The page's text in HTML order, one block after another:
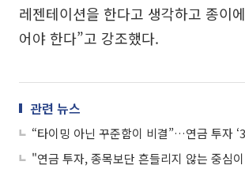
레젠테이션을 한다고 생각하고 종이
어야 한다”고 강조했다.
관련 뉴스